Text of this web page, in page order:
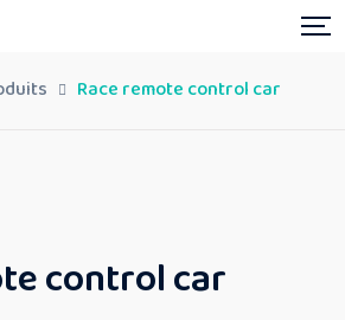
Race remote control car
control car